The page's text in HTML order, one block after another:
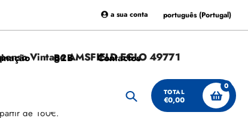
a sua conta português (Portugal)
B2B Contactos
Procurar
TOTAL
€0,00
0
Vintage AMSFIELD EGLO 49771
de 160€.